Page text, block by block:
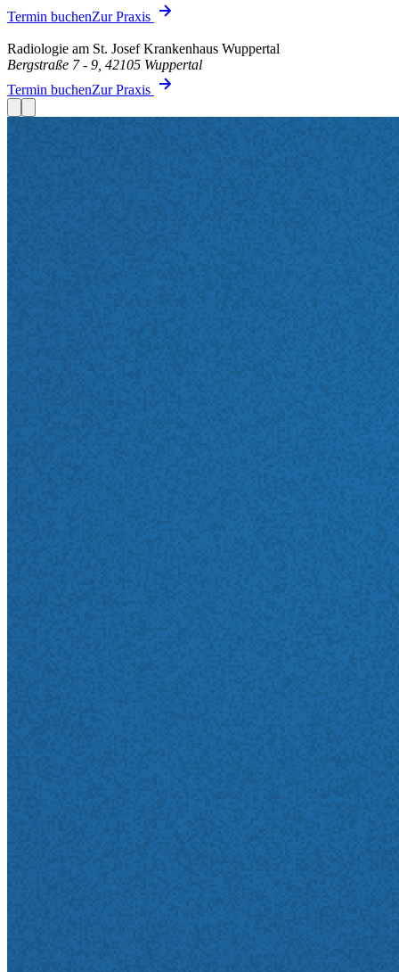
Termin buchenZur Praxis
Radiologie am St. Josef Krankenhaus Wuppertal
Bergstraße 7 - 9, 42105 Wuppertal
Termin buchenZur Praxis